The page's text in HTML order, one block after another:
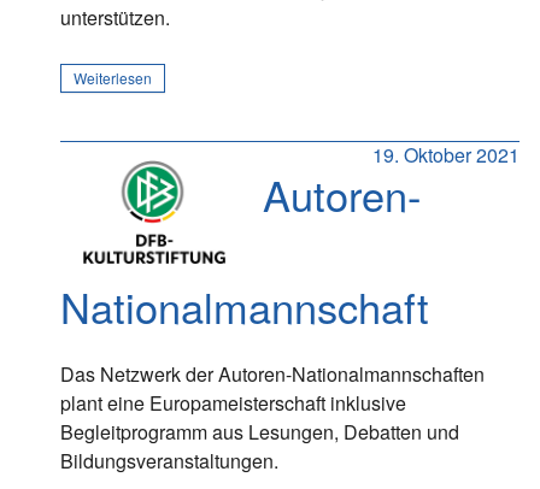
unterstützen.
Weiterlesen
19. Oktober 2021
Autoren-
Nationalmannschaft
Das Netzwerk der Autoren-Nationalmannschaften
plant eine Europameisterschaft inklusive
Begleitprogramm aus Lesungen, Debatten und
Bildungsveranstaltungen.